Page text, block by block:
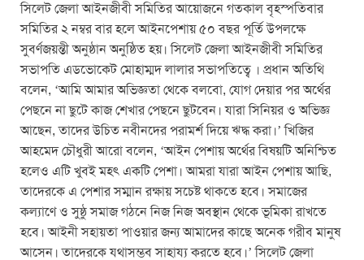
সিলেট জেলা আইনজীবী সমিতির আয়োজনে গতকাল বৃহস্পতিবার
সমিতির ২ নম্বর বার হলে আইনপেশায় ৫০ বছর পূর্তি উপলক্ষে
সুবর্ণজয়ন্তী অনুষ্ঠান অনুষ্ঠিত হয়। সিলেট জেলা আইনজীবী সমিতির
সভাপতি এডভোকেট মোহাম্মদ লালার সভাপতিত্বে । প্রধান অতিথি
বলেন, ‘আমি আমার অভিজ্ঞতা থেকে বলবো, যোগ দেয়ার পর অর্থের
পেছনে না ছুটে কাজ শেখার পেছনে ছুটবেন। যারা সিনিয়র ও অভিজ্ঞ
আছেন, তাদের উচিত নবীনদের পরামর্শ দিয়ে ঋদ্ধ করা।’ খিজির
আহমেদ চৌধুরী আরো বলেন, ‘আইন পেশায় অর্থের বিষয়টি অনিশ্চিত
হলেও এটি খুবই মহৎ একটি পেশা। আমরা যারা আইন পেশায় আছি,
তাদেরকে এ পেশার সম্মান রক্ষায় সচেষ্ট থাকতে হবে। সমাজের
কল্যাণে ও সুষ্ঠু সমাজ গঠনে নিজ নিজ অবস্থান থেকে ভূমিকা রাখতে
হবে। আইনী সহায়তা পাওয়ার জন্য আমাদের কাছে অনেক গরীব মানুষ
আসেন। তাদেরকে যথাসম্ভব সাহায্য করতে হবে।’ সিলেট জেলা